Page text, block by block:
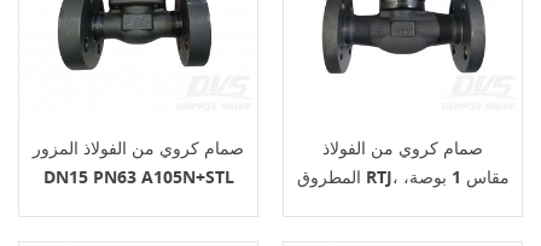
صمام كروي من الفولاذ المزور
DN15 PN63 A105N+STL
صمام كروي من الفولاذ
المطروق RTJ، مقاس 1 بوصة،